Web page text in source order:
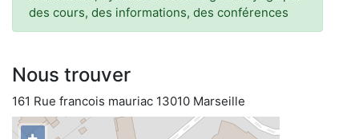
des cours, des informations, des conférences
Nous trouver
161 Rue francois mauriac 13010 Marseille